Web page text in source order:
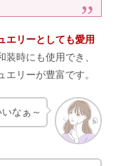
エリーとしても愛用
時にも使用でき、
リーが豊富です。
なぁ～